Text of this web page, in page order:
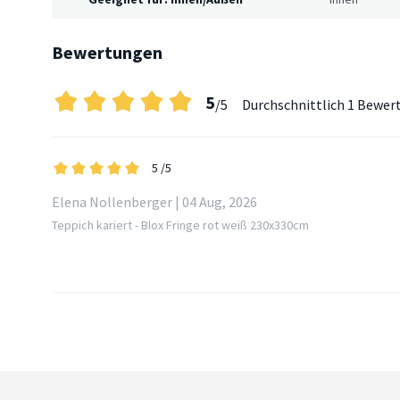
Bewertungen
5/5 Durchschnittlich 1
5 /5
Elena Nollenberger | 04 Aug, 2026
Teppich kariert - Blox Fringe rot weiß 230x330cm